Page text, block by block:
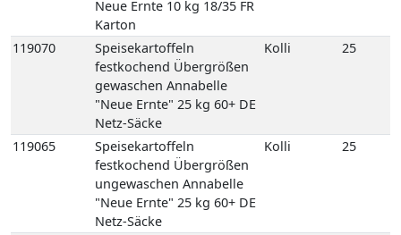
Speisekartoffeln
festkochend Übergrößen
ungewaschen Annabelle
"Neue Ernte" 25 kg 60+ DE
Netz-Säcke
Speisekartoffeln
mehligkochend 2,5 kg
gepackt 8 Carryfresh 35+
DE GP H-grün
Speisekartoffeln
mehligkochend Sunita 12,5
kg 35+ DE Netz-Säcke